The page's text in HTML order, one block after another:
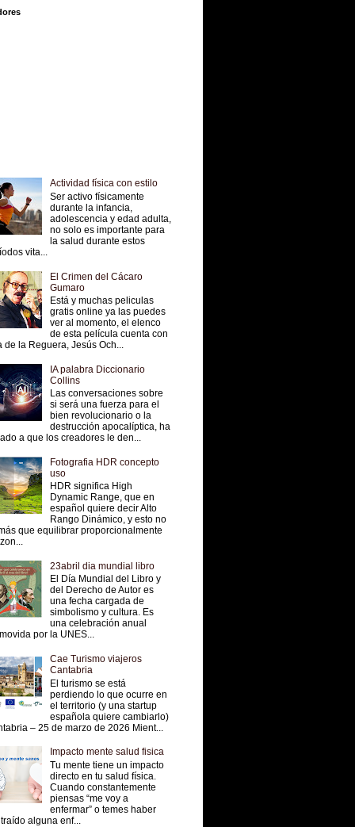
Actividad física con estilo
Ser activo físicamente
durante la infancia,
adolescencia y edad adulta,
no solo es importante para
la salud durante estos
vita...
El Crimen del Cácaro
Gumaro
Está y muchas peliculas
gratis online ya las puedes
ver al momento, el elenco
de esta película cuenta con
de la Reguera, Jesús Och...
IA palabra Diccionario
Collins
Las conversaciones sobre
si será una fuerza para el
bien revolucionario o la
destrucción apocalíptica, ha
a que los creadores le den...
Fotografia HDR concepto
uso
HDR significa High
Dynamic Range, que en
español quiere decir Alto
Rango Dinámico, y esto no
que equilibrar proporcionalmente
23abril dia mundial libro
El Día Mundial del Libro y
del Derecho de Autor es
una fecha cargada de
simbolismo y cultura. Es
una celebración anual
por la UNES...
Cae Turismo viajeros
Cantabria
El turismo se está
perdiendo lo que ocurre en
el territorio (y una startup
española quiere cambiarlo)
– 25 de marzo de 2026 Mient...
Impacto mente salud fisica
Tu mente tiene un impacto
directo en tu salud física.
Cuando constantemente
piensas “me voy a
enfermar” o temes haber
alguna enf...